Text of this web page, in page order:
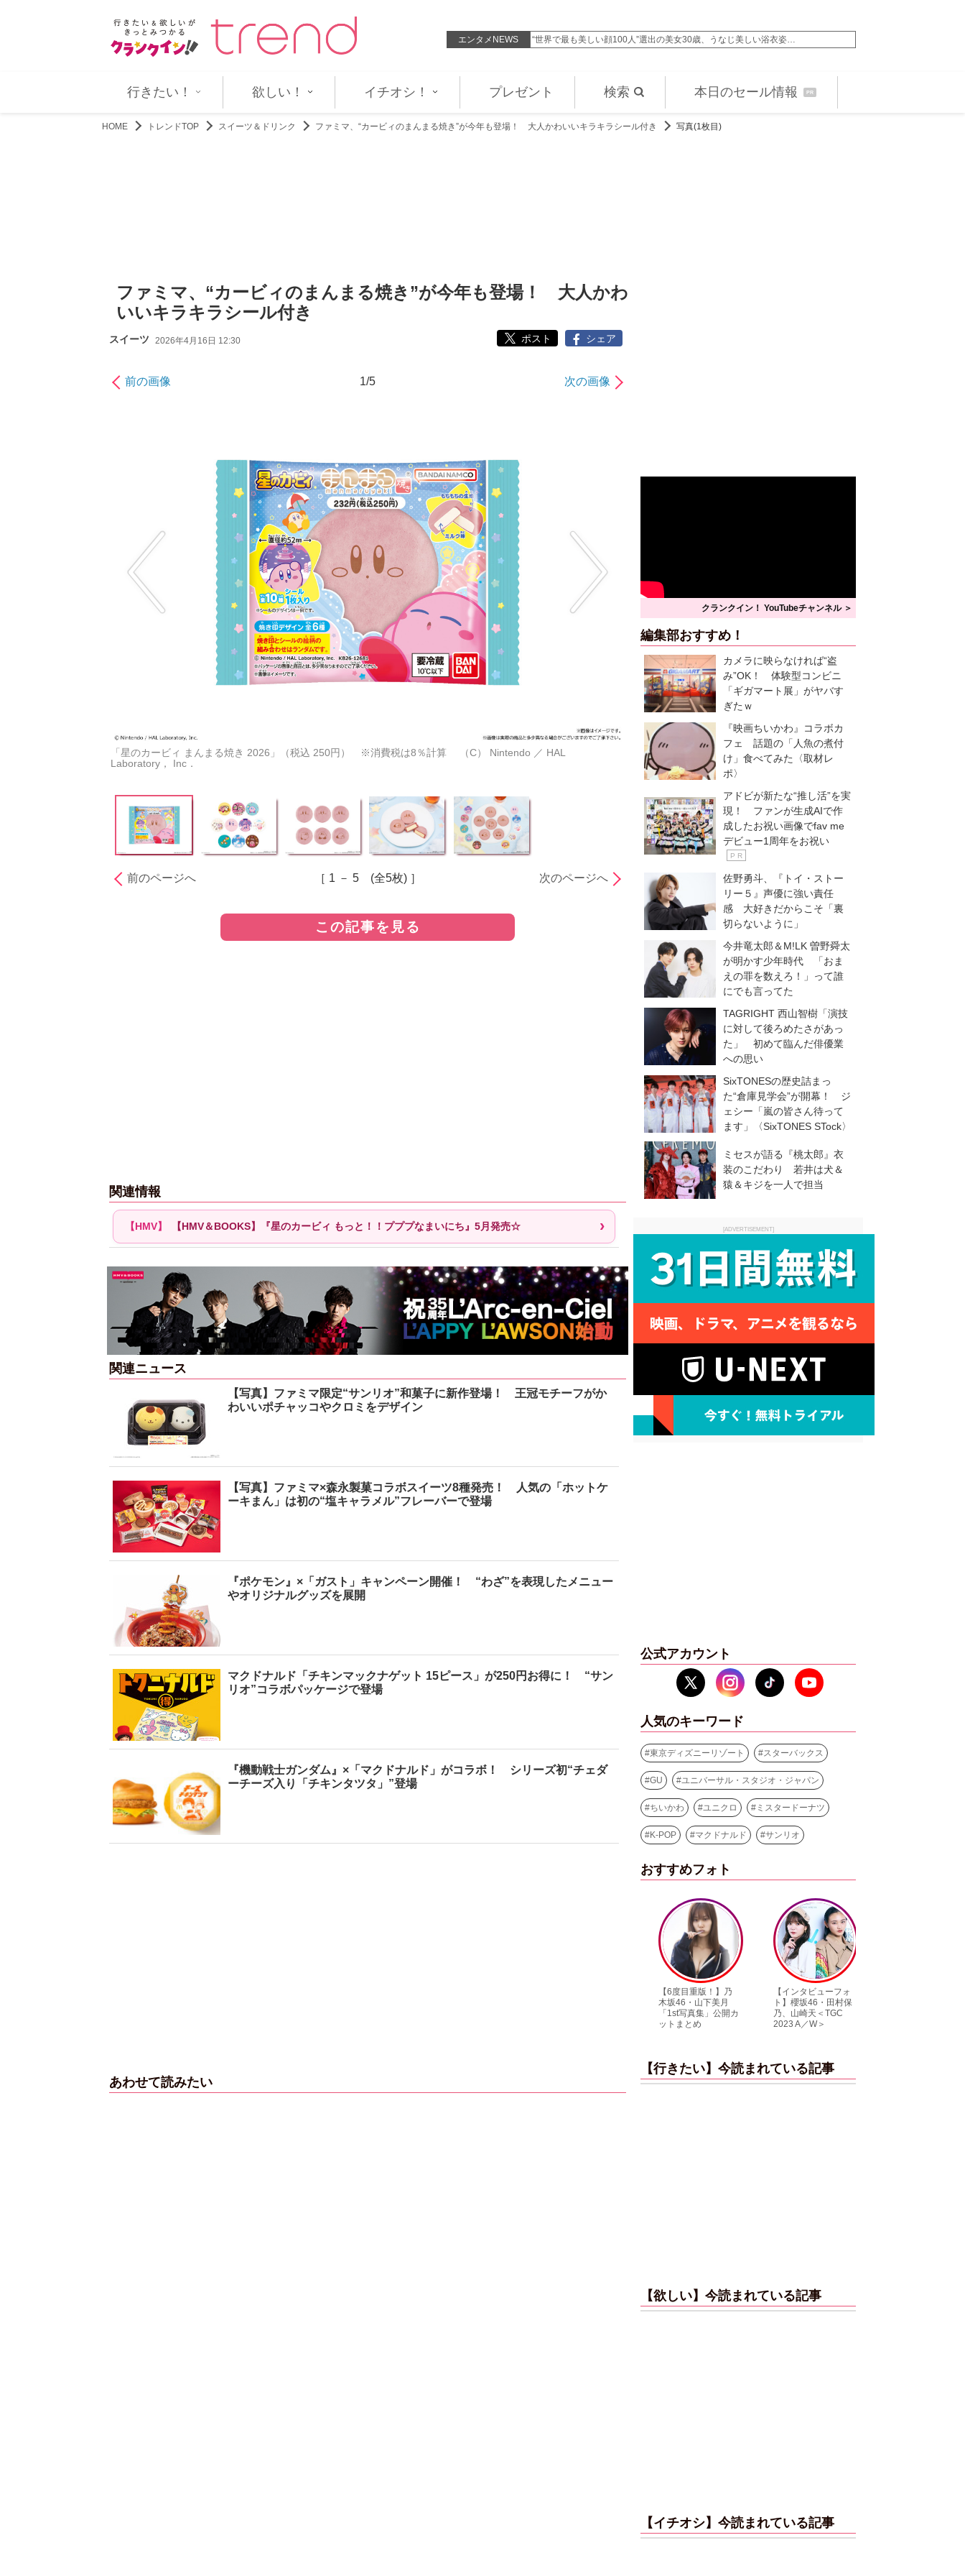
エンタメNEWS
“会社員のお姉さん”インフルエンサー美女、透き通る素肌のデコル… “世界で最も美しい顔100人”選出の美女30歳、うなじ美しい浴衣姿…
行きたい！ 欲しい！ イチオシ！ プレゼント 検索 本日のセール情報 PR
HOME トレンドTOP スイーツ＆ドリンク ファミマ、“カービィのまんまる焼き”が今年も登場！ 大人かわいいキラキラシール付き 写真(1枚目)
ファミマ、“カービィのまんまる焼き”が今年も登場！ 大人かわ
いいキラキラシール付き
スイーツ 2026年4月16日 12:30 ポスト シェア
前の画像 1/5 次の画像
「星のカービィ まんまる焼き 2026」（税込 250円） ※消費税は8％計算 （C） Nintendo ／ HAL
Laboratory， Inc．
前のページへ ［ 1 － 5 (全5枚) ］ 次のページへ
この記事を見る
関連情報
【HMV＆BOOKS】『星のカービィ もっと！！プププなまいにち』5月発売☆
関連ニュース
【写真】ファミマ限定“サンリオ”和菓子に新作登場！ 王冠モチーフがか
わいいポチャッコやクロミをデザイン
【写真】ファミマ×森永製菓コラボスイーツ8種発売！ 人気の「ホットケ
ーキまん」は初の“塩キャラメル”フレーバーで登場
『ポケモン』×「ガスト」キャンペーン開催！ “わざ”を表現したメニュー
やオリジナルグッズを展開
マクドナルド「チキンマックナゲット 15ピース」が250円お得に！ “サン
リオ”コラボパッケージで登場
『機動戦士ガンダム』×「マクドナルド」がコラボ！ シリーズ初“チェダ
ーチーズ入り「チキンタツタ」”登場
あわせて読みたい
クランクイン！ YouTubeチャンネル ＞
編集部おすすめ！
カメラに映らなければ“盗
み”OK！ 体験型コンビニ
「ギガマート展」がヤバす
ぎたｗ
『映画ちいかわ』コラボカ
フェ 話題の「人魚の煮付
け」食べてみた〈取材レ
ポ〉
アドビが新たな“推し活”を実
現！ ファンが生成AIで作
成したお祝い画像でfav me
デビュー1周年をお祝い
P R
佐野勇斗、『トイ・ストー
リー５』声優に強い責任
感 大好きだからこそ「裏
切らないように」
今井竜太郎＆M!LK 曽野舜太
が明かす少年時代 「おま
えの罪を数えろ！」って誰
にでも言ってた
TAGRIGHT 西山智樹「演技
に対して後ろめたさがあっ
た」 初めて臨んだ俳優業
への思い
SixTONESの歴史詰まっ
た“倉庫見学会”が開幕！ ジ
ェシー「嵐の皆さん待って
ます」〈SixTONES STock〉
ミセスが語る『桃太郎』衣
装のこだわり 若井は犬＆
猿＆キジを一人で担当
[ADVERTISEMENT]
公式アカウント
人気のキーワード
#東京ディズニーリゾート #スターバックス
#GU #ユニバーサル・スタジオ・ジャパン
#ちいかわ #ユニクロ # ミスタードーナツ
#K-POP #マクドナルド #サンリオ
おすすめフォト
【インタビューフォ
ト】櫻坂46・田村保
乃、山崎天＜TGC
2023 A／W＞
ピンクの衣装がステ
キ！ 「ME:I」MIU＆
KEIKO撮り下ろしイ
ンタビューフォト
【行きたい】今読まれている記事
【欲しい】今読まれている記事
【イチオシ】今読まれている記事